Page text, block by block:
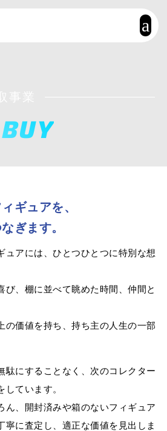
a
ギュアを、
ぎます。
ュアには、ひとつひとつに特別な想
び、棚に並べて眺めた時間、仲間と
の価値を持ち、持ち主の人生の一部
駄にすることなく、次のコレクター
ています。
ん、開封済みや箱のないフィギュア
寧に査定し、適正な価値を見出しま